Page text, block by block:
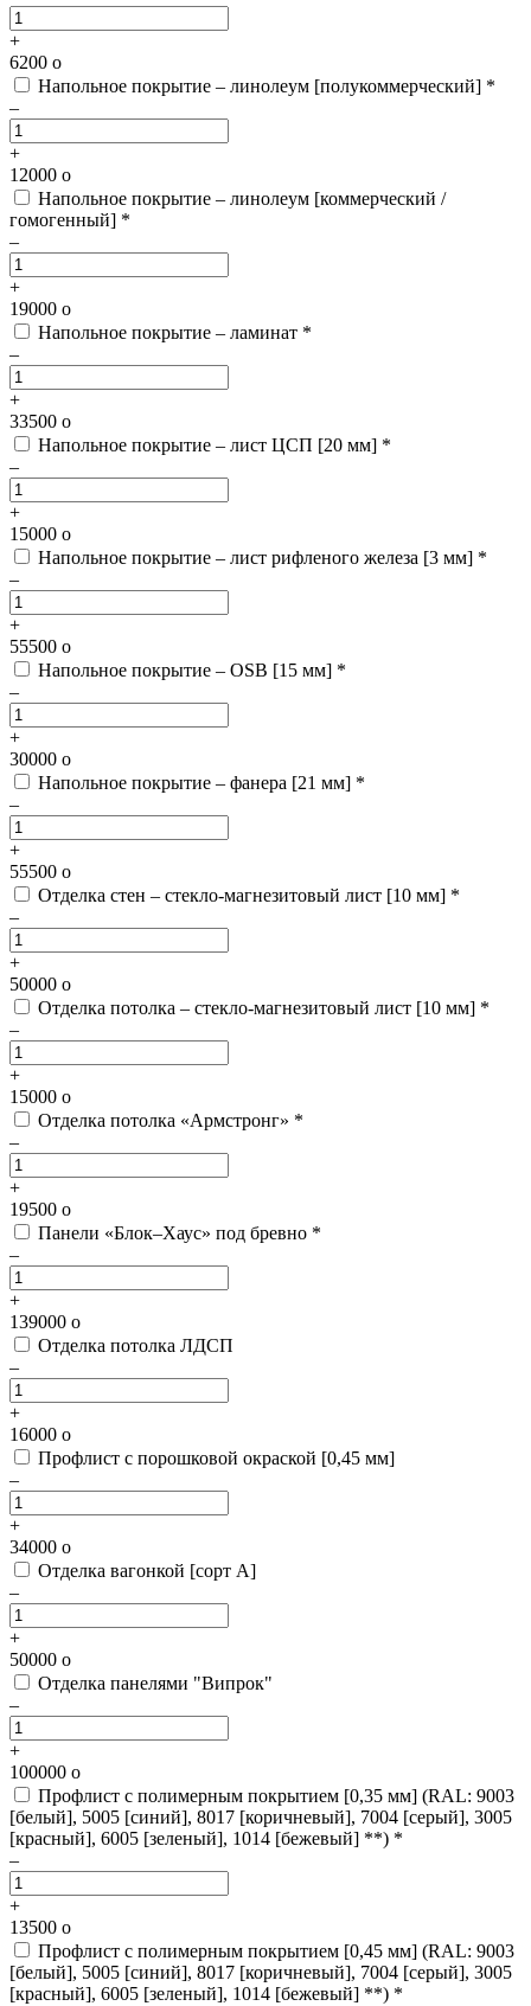
+
6200 o
Напольное покрытие – линолеум [полукоммерческий] *
–
+
12000 o
Напольное покрытие – линолеум [коммерческий /
гомогенный] *
–
+
19000 o
Напольное покрытие – ламинат *
–
+
33500 o
Напольное покрытие – лист ЦСП [20 мм] *
–
+
15000 o
Напольное покрытие – лист рифленого железа [3 мм] *
–
+
55500 o
Напольное покрытие – OSB [15 мм] *
–
+
30000 o
Напольное покрытие – фанера [21 мм] *
–
+
55500 o
Отделка стен – стекло-магнезитовый лист [10 мм] *
–
+
50000 o
Отделка потолка – стекло-магнезитовый лист [10 мм] *
–
+
15000 o
Отделка потолка «Армстронг» *
–
+
19500 o
Панели «Блок–Хаус» под бревно *
–
+
139000 o
Отделка потолка ЛДСП
–
+
16000 o
Профлист с порошковой окраской [0,45 мм]
–
+
34000 o
Отделка вагонкой [сорт А]
–
+
50000 o
Отделка панелями "Випрок"
–
+
100000 o
Профлист с полимерным покрытием [0,35 мм] (RAL: 9003
[белый], 5005 [синий], 8017 [коричневый], 7004 [серый], 3005
[красный], 6005 [зеленый], 1014 [бежевый] **) *
–
+
13500 o
Профлист с полимерным покрытием [0,45 мм] (RAL: 9003
[белый], 5005 [синий], 8017 [коричневый], 7004 [серый], 3005
[красный], 6005 [зеленый], 1014 [бежевый] **) *